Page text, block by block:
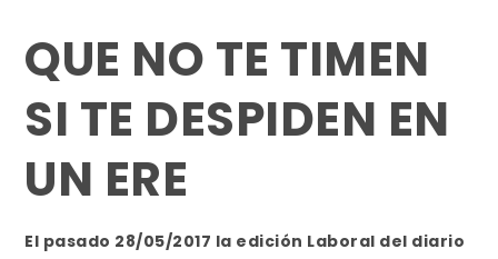
QUE NO TE TIMEN
SI TE DESPIDEN EN
UN ERE
El pasado 28/05/2017 la edición Laboral del diario